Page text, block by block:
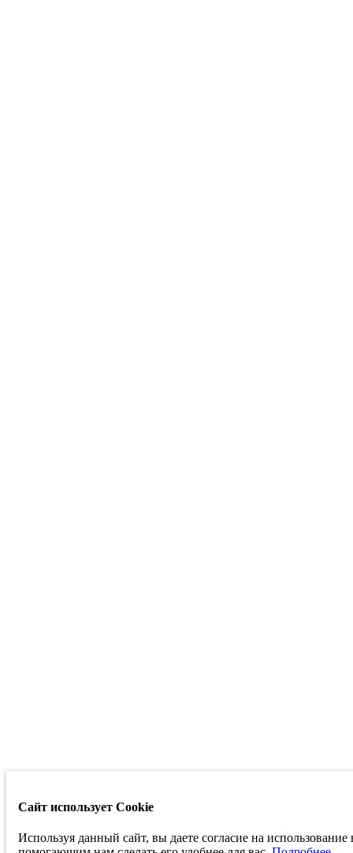
Сайт использует Cookie
Используя данный сайт, вы даете согласие на